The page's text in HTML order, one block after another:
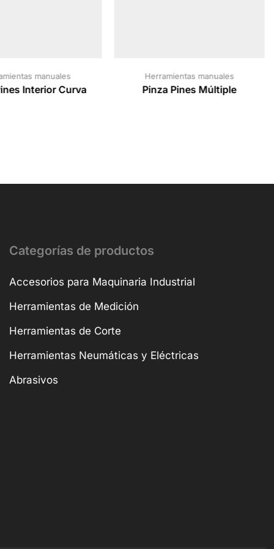
manuales
Interior Curva
Herramientas manuales
Pinza Pines Múltiple
Categorías de productos
Accesorios para Maquinaria Industrial
Herramientas de Medición
Herramientas de Corte
Herramientas Neumáticas y Eléctricas
Abrasivos